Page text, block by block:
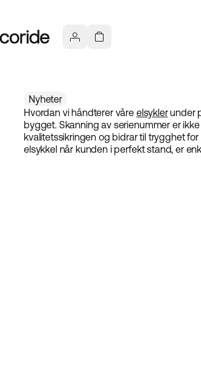
Nyheter
Hvordan vi håndterer våre elsyklerunder
bygget. Skanning av serienummer er
kvalitetssikringen og bidrar til trygghet
elsykkel når kunden i perfekt stand, er